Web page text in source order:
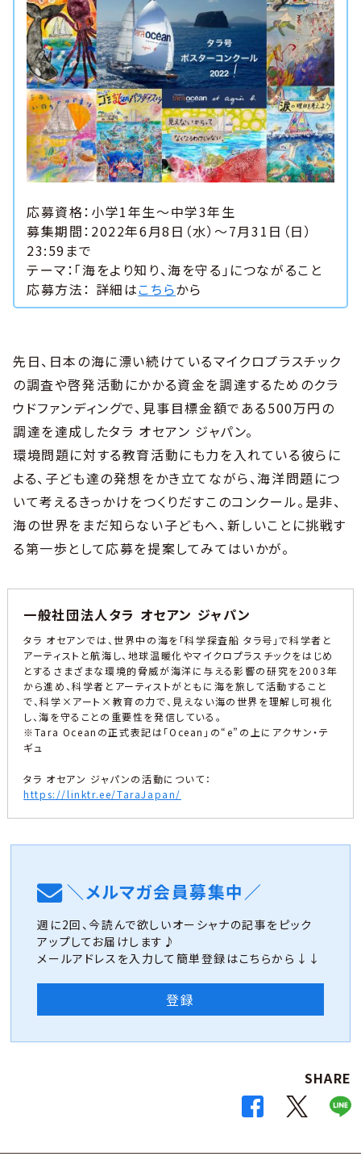
応募資格：小学1年生〜中学3年生
募集期間：2022年6月8日（水）～7月31日（日）
23:59まで
テーマ：「海をより知り、海を守る」につながること
応募方法： 詳細はこちらから
先日、日本の海に漂い続けているマイクロプラスチック
の調査や啓発活動にかかる資金を調達するためのクラ
ウドファンディングで、見事目標金額である500万円の
調達を達成したタラ オセアン ジャパン。
環境問題に対する教育活動にも力を入れている彼らに
よる、子ども達の発想をかき立てながら、海洋問題につ
いて考えるきっかけをつくりだすこのコンクール。是非、
海の世界をまだ知らない子どもへ、新しいことに挑戦す
る第一歩として応募を提案してみてはいかが。
一般社団法人タラ オセアン ジャパン
タラ オセアンでは、世界中の海を「科学探査船 タラ号」で科学者と
アーティストと航海し、地球温暖化やマイクロプラスチックをはじめ
とするさまざまな環境的脅威が海洋に与える影響の研究を2003年
から進め、科学者とアーティストがともに海を旅して活動すること
で、科学×アート×教育の力で、見えない海の世界を理解し可視化
し、海を守ることの重要性を発信している。
※Tara Oceanの正式表記は「Ocean」の“e”の上にアクサン・テ
ギュ
タラ オセアン ジャパンの活動について：
https://linktr.ee/TaraJapan/
＼メルマガ会員募集中／
週に2回、今読んで欲しいオーシャナの記事をピック
アップしてお届けします♪
メールアドレスを入力して簡単登録はこちらから↓↓
登録
SHARE